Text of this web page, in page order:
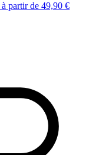
à partir de 49,90 €